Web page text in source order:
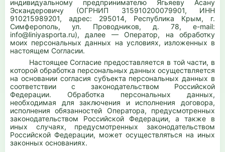
индивидуальному предпринимателю Ягьяеву Асану
Эскандеровичу (ОГРНИП 315910200079901, ИНН
910215989201, адрес: 295014, Республика Крым, г.
Симферополь, ул. Проводников, д. 78, e-mail:
info@liniyasporta.ru), далее — Оператор, на обработку
моих персональных данных на условиях, изложенных в
настоящем Согласии.
Настоящее Согласие предоставляется в той части, в
которой обработка персональных данных осуществляется
на основании согласия субъекта персональных данных в
соответствии с законодательством Российской
Федерации. Обработка персональных данных,
необходимая для заключения и исполнения договора,
исполнения обязанностей Оператора, предусмотренных
законодательством Российской Федерации, а также в
иных случаях, предусмотренных законодательством
Российской Федерации, может осуществляться на иных
законных основаниях.